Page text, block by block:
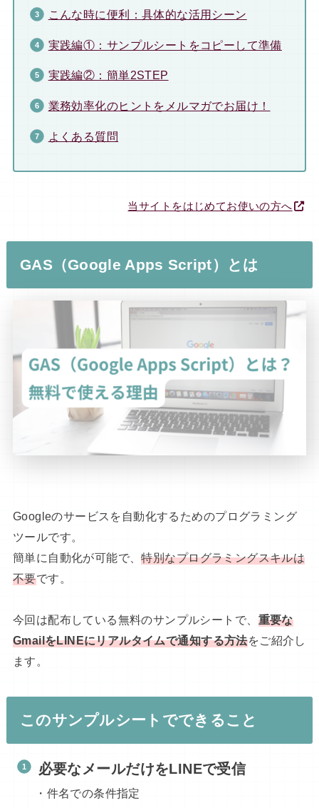
こんな時に便利：具体的な活用シーン
実践編①：サンプルシートをコピーして準備
実践編②：簡単2STEP
業務効率化のヒントをメルマガでお届け！
よくある質問
当サイトをはじめてお使いの方へ
GAS（Google Apps Script）とは
Googleのサービスを自動化するためのプログラミング
ツールです。
簡単に自動化が可能で、特別なプログラミングスキルは
不要です。
今回は配布している無料のサンプルシートで、 重要な
GmailをLINEにリアルタイムで通知する方法をご紹介し
ます。
このサンプルシートでできること
必要なメールだけをLINEで受信
・件名での条件指定